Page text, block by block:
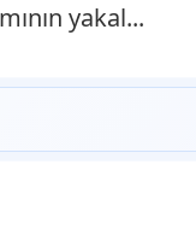
yakal...